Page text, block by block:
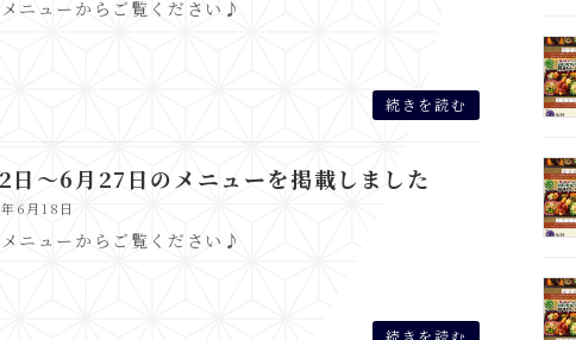
ニューからご覧ください♪
続きを読む
日～6月27日のメニューを掲載しました
6月18日
ニューからご覧ください♪
続きを読む